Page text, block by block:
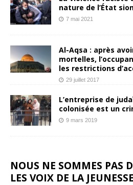
nature de l’État
7 mai 2021
Al-Aqsa : après
mortelles,
les restrictions
29 juillet 2017
L’entreprise de
colonisée est un
9 mars 2019
NOUS NE SOMMES PAS
LES VOIX DE LA